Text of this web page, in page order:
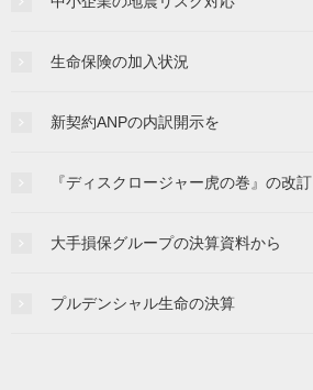
生命保険の加入状況
新契約ANPの内訳開示を
『ディスクロージャー虎の巻』の改訂
大手損保グループの決算資料から
プルデンシャル生命の決算